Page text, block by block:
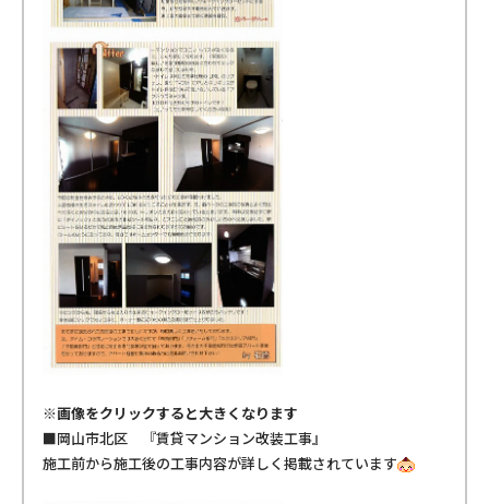
※画像をクリックすると大きくなります
■岡山市北区 『賃貸マンション改装工事』
施工前から施工後の工事内容が詳しく掲載されています